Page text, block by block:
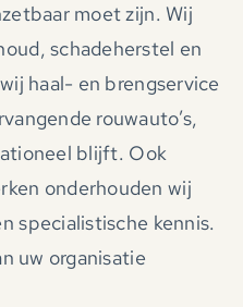
moet zijn. Wij
schadeherstel en
haal- en brengservice
rouwauto’s,
blijft. Ook
onderhouden wij
specialistische kennis.
uw organisatie